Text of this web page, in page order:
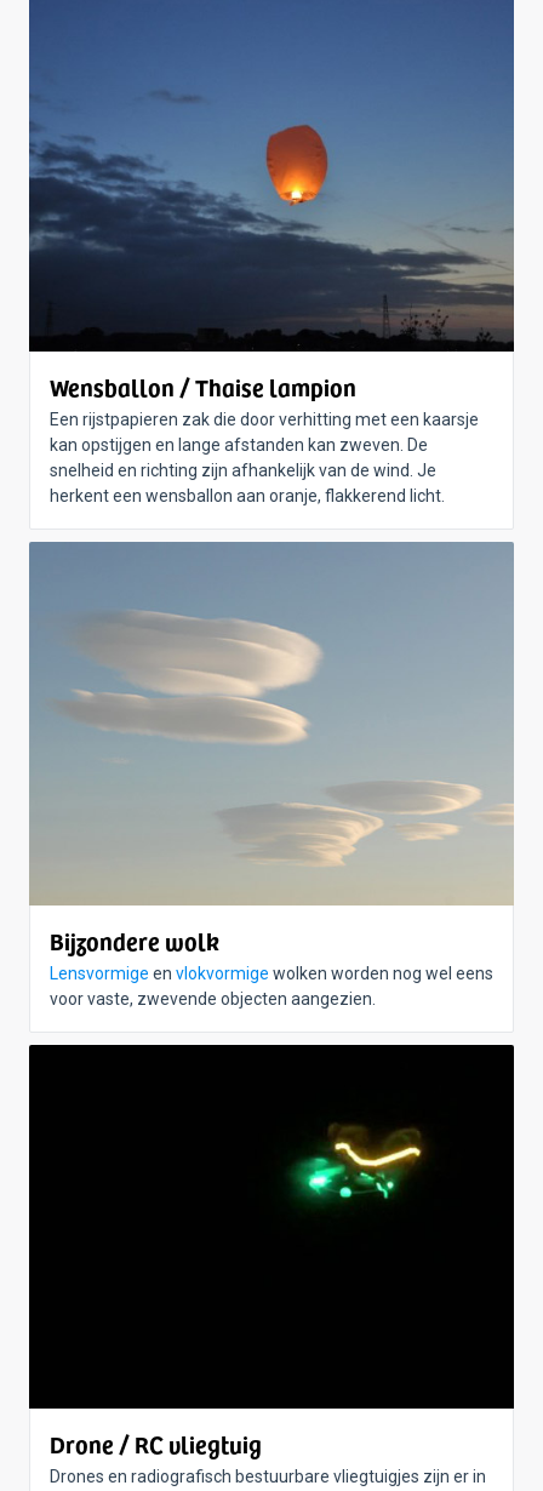
Wensballon / Thaise lampion
Een rijstpapieren zak die door verhitting met een kaarsje
kan opstijgen en lange afstanden kan zweven. De
snelheid en richting zijn afhankelijk van de wind. Je
herkent een wensballon aan oranje, flakkerend licht.
Bijzondere wolk
Lensvormige en vlokvormige wolken worden nog wel eens
voor vaste, zwevende objecten aangezien.
Drone / RC vliegtuig
Drones en radiografisch bestuurbare vliegtuigjes zijn er in